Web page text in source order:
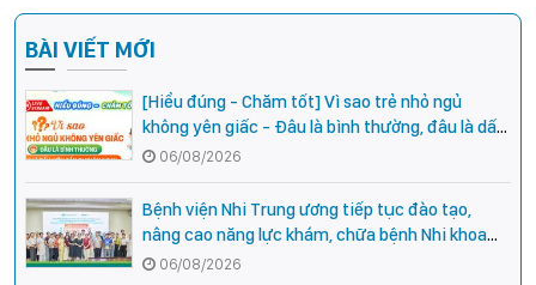
BÀI VIẾT MỚI
[Hiểu đúng - Chăm tốt] Vì sao trẻ nhỏ ngủ
không yên giấc - Đâu là bình thường, đâu là dấu
hiệu cần đi khám ngay?
06/08/2026
Bệnh viện Nhi Trung ương tiếp tục đào tạo,
nâng cao năng lực khám, chữa bệnh Nhi khoa
cho cán bộ y tế tại các tỉnh miền núi phía Bắc
06/08/2026